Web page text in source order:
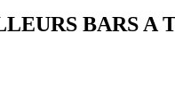
BARS A